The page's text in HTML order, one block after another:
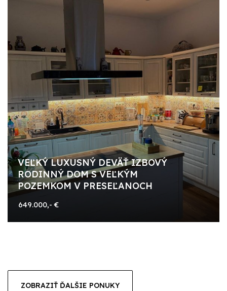
VEĽKÝ LUXUSNÝ DEVÄŤ IZBOVÝ
RODINNÝ DOM S VEĽKÝM
POZEMKOM V PRESEĽANOCH
649.000,- €
ZOBRAZIŤ ĎALŠIE PONUKY